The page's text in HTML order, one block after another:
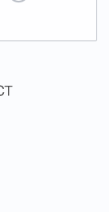
(opens in a